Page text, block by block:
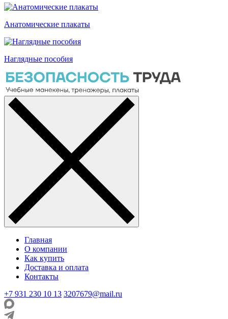
Анатомические плакаты
Наглядные пособия
Главная
О компании
Как купить
Доставка и оплата
Контакты
+7 931 230 10 13 3207679@mail.ru